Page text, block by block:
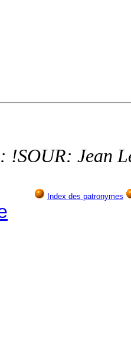
!SOUR: Jean
Index des patronymes